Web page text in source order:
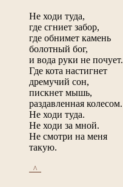
Не ходи туда,
где сгниет забор,
где обнимет камень
болотный бог,
и вода руки не почует.
Где кота настигнет
дремучий сон,
пискнет мышь,
раздавленная колесом.
Не ходи туда.
Не ходи за мной.
Не смотри на меня
такую.
_^_